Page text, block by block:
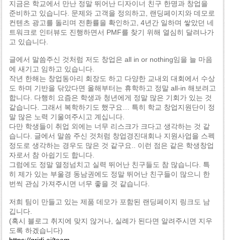
지금은 학교에서 만난 정말 뛰어난 디자이너 친구 한명과 창업을
준비하고 있습니다. 문제와 고객을 정의하고, 랜딩페이지와 데모로
컨텐츠 광고를 돌리며 전환률을 확인하고, 4년간 일하며 쌓았던 네
트워크로 인터뷰도 진행하면서 PMF를 찾기 위해 열심히 달려나가
고 있습니다.
글에서 말씀주신 것처럼 저도 창업은 all in or nothing임을 늘 마음
에 새기고 임하고 있습니다.
작년 한해는 창업동아리 회장도 하고 다양한 교내외 대회에서 수상
도 하며 기반을 닦았다면 올해부터는 휴학하고 정말 all-in 해보려고
합니다. 다행히 요즘은 학생과 청년에게 정말 많은 기회가 있는 것
같습니다. 그래서 복학하기도 했구요… 특히 학교 창업지원단이 정
말 많은 노력 기울여주시고 계십니다.
다만 학생들이 취업 외에는 너무 리스크가 크다고 생각하는 것 같
습니다. 글에서 말씀 주신 것처럼 창업경진대회나 지원사업을 스펙
정도로 생각하는 경우도 많은 것 같구요.. 이런 점은 같은 학생창업
자로서 참 아쉽기도 합니다.
그럼에도 정말 열정넘치고 실력 뛰어난 친구들도 참 많습니다. 특
히 제가 있는 부울경 동남권에도 정말 뛰어난 친구들이 많으니 한
번씩 관심 가져주시면 너무 좋을 것 같습니다.
저희 팀이 만들고 있는 제품 데모가 포함된 랜딩페이지 링크도 남
깁니다.
(혹시 블로그 취지에 맞지 않거나, 실례가 된다면 알려주시면 지우
도록 하겠습니다)